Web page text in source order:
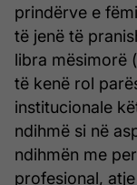
prindërve e
të jenë të
libra mësimorë
të kenë rol
institucionale
ndihmë si në
ndihmën me
profesional,